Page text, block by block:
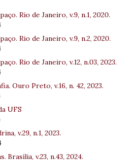
Rio de Janeiro, v.9, n.1, 2020.
Rio de Janeiro, v.9, n.2, 2020.
Rio de Janeiro, v.12, n.03, 2023.
Ouro Preto, v.16, n. 42, 2023.
UFS
v.29, n.1, 2023.
Brasília, v.23, n.43, 2024.